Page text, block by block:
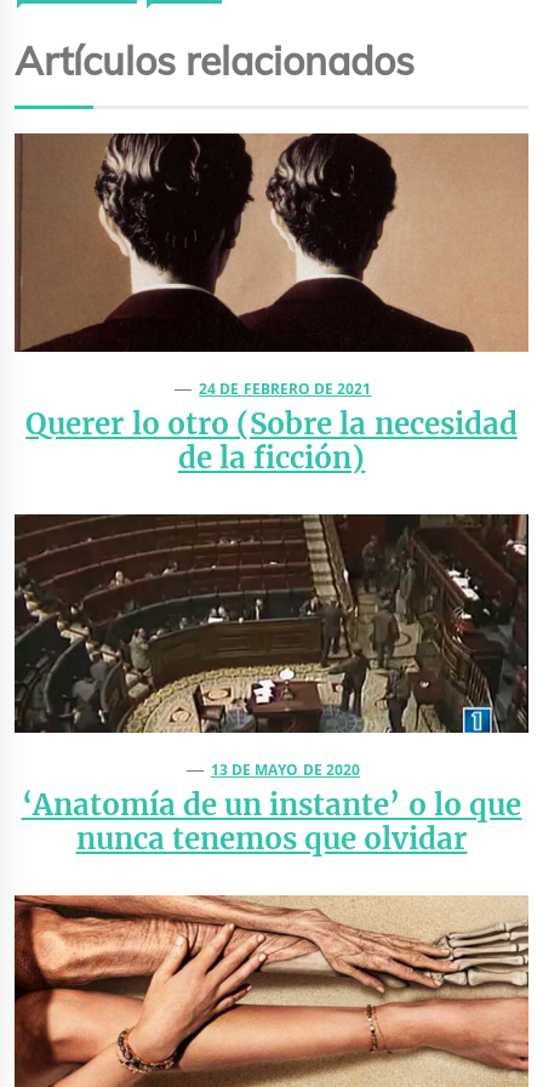
Artículos relacionados
24 DE FEBRERO DE 2021
Querer lo otro (Sobre la necesidad
de la ficción)
13 DE MAYO DE 2020
‘Anatomía de un instante’ o lo que
nunca tenemos que olvidar